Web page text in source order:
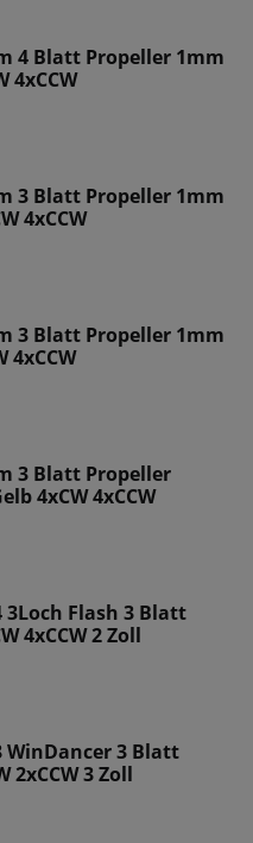
4 Blatt Propeller 1mm
4xCCW
3 Blatt Propeller 1mm
4xCCW
3 Blatt Propeller 1mm
4xCCW
3 Blatt Propeller
4xCW 4xCCW
3Loch Flash 3 Blatt
4xCCW 2 Zoll
WinDancer 3 Blatt
2xCCW 3 Zoll